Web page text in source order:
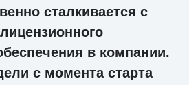
сталкивается с
в компании.
с момента старта